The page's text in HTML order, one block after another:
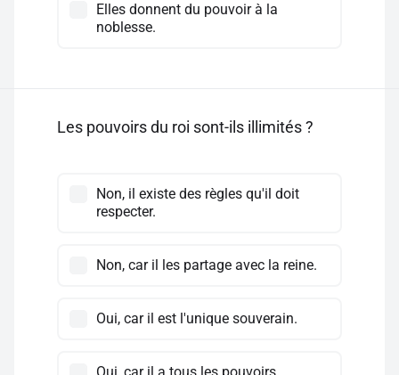
Elles donnent du pouvoir à la
noblesse.
Les pouvoirs du roi sont-ils illimités ?
Non, il existe des règles qu'il doit
respecter.
Non, car il les partage avec la reine.
Oui, car il est l'unique souverain.